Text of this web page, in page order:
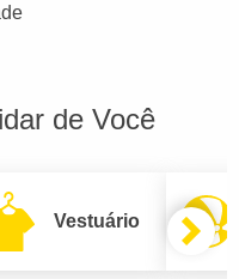
de Você
Vestuário